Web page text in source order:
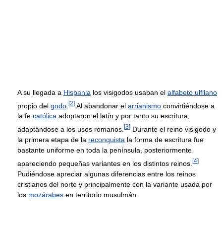
A su llegada a Hispania los visigodos usaban el alfabeto ulfilano
propio del godo [2] Al abandonar el arrianismo convirtiéndose a
la fe católica adoptaron el latín y por tanto su escritura,
adaptándose a los usos romanos. [3] Durante el reino visigodo y
la primera etapa de la reconquista la forma de escritura fue
bastante uniforme en toda la península, posteriormente
apareciendo pequeñas variantes en los distintos reinos. [4]
Pudiéndose apreciar algunas diferencias entre los reinos
cristianos del norte y principalmente con la variante usada por
los mozárabes en territorio musulmán.